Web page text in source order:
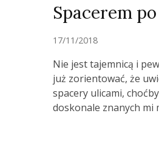
Spacerem
17/11/2018
Nie jest tajemnicą i
już zorientować, że
spacery ulicami,
doskonale znanych mi